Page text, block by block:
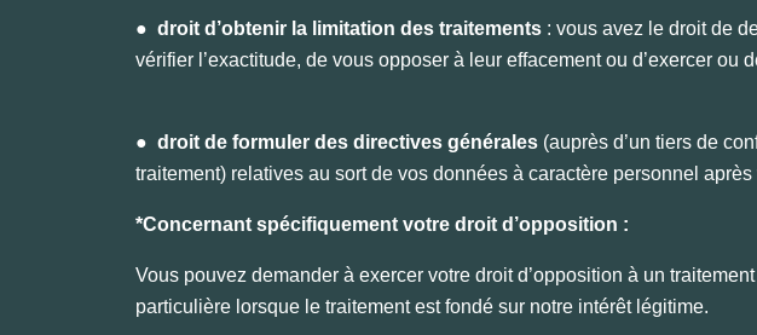
● droit d’obtenir la limitation des traitements : vous avez le droit de
vérifier l’exactitude, de vous opposer à leur effacement ou d’exercer ou
● droit de formuler des directives générales (auprès d’un tiers de
traitement) relatives au sort de vos données à caractère personnel après
*Concernant spécifiquement votre droit d’opposition :
Vous pouvez demander à exercer votre droit d’opposition à un
particulière lorsque le traitement est fondé sur notre intérêt légitime.